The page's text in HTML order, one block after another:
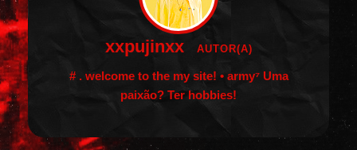
xxpujinxx AUTOR(A)
# . welcome to the my site! • army⁷Uma
paixão? Ter hobbies!